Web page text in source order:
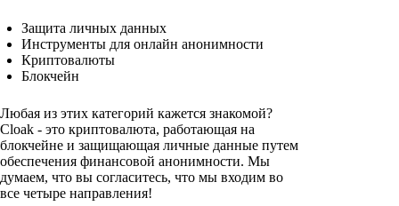
Защита личных данных
Инструменты для онлайн анонимности
Криптовалюты
Блокчейн
Любая из этих категорий кажется знакомой?
Cloak - это криптовалюта, работающая на
блокчейне и защищающая личные данные путем
обеспечения финансовой анонимности. Мы
думаем, что вы согласитесь, что мы входим во
все четыре направления!